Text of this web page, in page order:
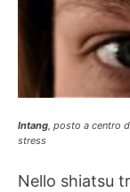
Intang, posto a centro
stress
Nello shiatsu